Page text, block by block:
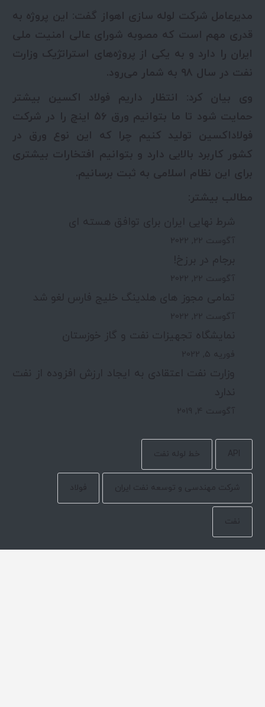
مدیرعامل شرکت لوله سازی اهواز گفت: این پروژه به
قدری مهم است که مصوبه شورای عالی امنیت ملی
ایران را دارد و به یکی از پروژه‌های استراتژیک وزارت
نفت در سال ۹۸ به شمار می‌رود.
وی بیان کرد: انتظار داریم فولاد اکسین بیشتر
حمایت شود تا ما بتوانیم ورق ۵۶ اینچ را در شرکت
فولاداکسین تولید کنیم چرا که این نوع ورق در
کشور کاربرد بالایی دارد و بتوانیم افتخارات بیشتری
برای این نظام اسلامی به ثبت برسانیم.
مطالب بیشتر:
شرط نهایی ایران برای توافق هسته ای
آگوست 22, 2022
برجام در برزخ!
آگوست 22, 2022
تمامی مجوز های هلدینگ خلیج فارس لغو شد
آگوست 22, 2022
نمایشگاه تجهیزات نفت و گاز خوزستان
فوریه 5, 2022
وزارت نفت اعتقادی به ایجاد ارزش افزوده از نفت
ندارد
آگوست 4, 2019
API خط لوله نفت
شرکت مهندسی و توسعه نفت ایران فولاد
نفت